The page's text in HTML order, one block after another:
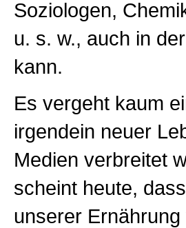
Soziologen,
u. s. w., auch in
kann.
Es vergeht kaum
irgendein neuer
Medien verbreitet
scheint heute,
unserer